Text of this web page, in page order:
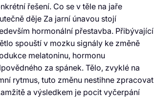
řešení. Co se v těle na jaře
děje Za jarní únavou stojí
hormonální přestavba. Přibývající
spouští v mozku signály ke změně
melatoninu, hormonu
za spánek. Tělo, zvyklé na
rytmus, tuto změnu nestihne zpracovat
a výsledkem je pocit vyčerpání